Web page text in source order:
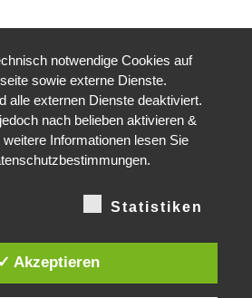
32
km²
notwendige Cookies auf
sowie externe Dienste.
alle externen Dienste deaktiviert.
nach belieben aktivieren &
Informationen lesen Sie
Statistiken
✓ Akzeptieren